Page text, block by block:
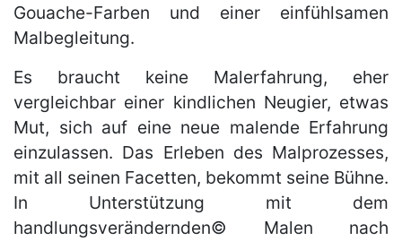
Gouache-Farben und einer einfühlsamen
Malbegleitung.
Es braucht keine Malerfahrung, eher
vergleichbar einer kindlichen Neugier, etwas
Mut, sich auf eine neue malende Erfahrung
einzulassen. Das Erleben des Malprozesses,
mit all seinen Facetten, bekommt seine Bühne.
In Unterstützung mit dem
handlungsverändernden© Malen nach